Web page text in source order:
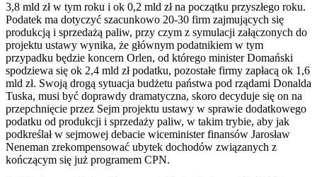
3,8 mld zł w tym roku i ok 0,2 mld zł na początku przyszłego roku.
Podatek ma dotyczyć szacunkowo 20-30 firm zajmujących się
produkcją i sprzedażą paliw, przy czym z symulacji załączonych do
projektu ustawy wynika, że głównym podatnikiem w tym
przypadku będzie koncern Orlen, od którego minister Domański
spodziewa się ok 2,4 mld zł podatku, pozostałe firmy zapłacą ok 1,6
mld zł. Swoją drogą sytuacja budżetu państwa pod rządami Donalda
Tuska, musi być doprawdy dramatyczna, skoro decyduje się on na
przepchnięcie przez Sejm projektu ustawy w sprawie dodatkowego
podatku od produkcji i sprzedaży paliw, w takim trybie, aby jak
podkreślał w sejmowej debacie wiceminister finansów Jarosław
Neneman zrekompensować ubytek dochodów związanych z
kończącym się już programem CPN.